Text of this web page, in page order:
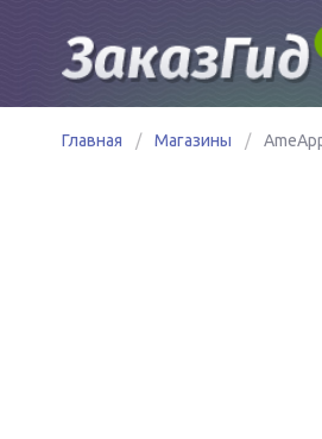
Главная / Магазины /